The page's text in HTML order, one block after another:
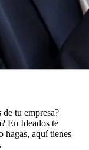
tu empresa?
En Ideados te
hagas, aquí tienes